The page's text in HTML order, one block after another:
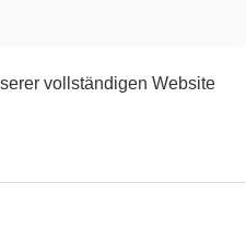
vollständigen Website